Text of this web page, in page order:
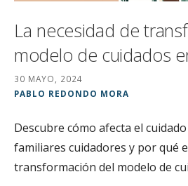
La necesidad de
modelo de cuidados
30 MAYO, 2024
PABLO REDONDO MORA
Descubre cómo afecta el
familiares cuidadores y por qué
transformación del modelo de